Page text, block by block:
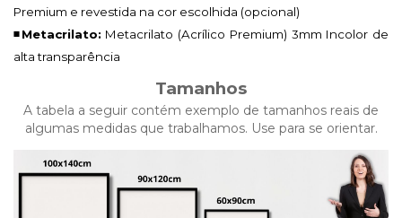
Premium e revestida na cor escolhida (opcional)
◾Metacrilato: Metacrilato (Acrílico Premium) 3mm Incolor de
alta transparência
Tamanhos
A tabela a seguir contém exemplo de tamanhos reais de
algumas medidas que trabalhamos. Use para se orientar.